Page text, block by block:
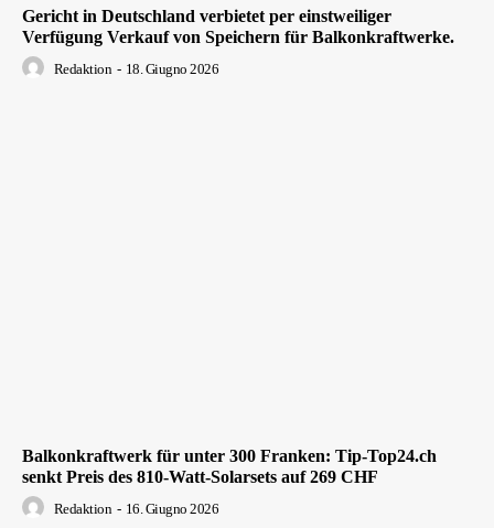
Gericht in Deutschland verbietet per einstweiliger
Verfügung Verkauf von Speichern für Balkonkraftwerke.
Redaktion - 18. Giugno 2026
Balkonkraftwerk für unter 300 Franken: Tip-Top24.ch
senkt Preis des 810-Watt-Solarsets auf 269 CHF
Redaktion - 16. Giugno 2026